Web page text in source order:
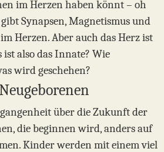
im Herzen haben könnt – oh
Synapsen, Magnetismus und
Herzen. Aber auch das Herz ist
also das Innate? Wie
wird geschehen?
über die Zukunft der
die beginnen wird, anders auf
Kinder werden mit einem viel